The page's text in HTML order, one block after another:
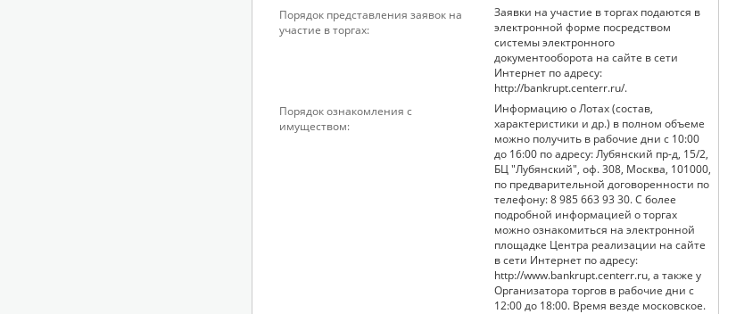
Порядок представления заявок на
участие в торгах:
Заявки на участие в торгах подаются в
электронной форме посредством
системы электронного
документооборота на сайте в сети
Интернет по адресу:
http://bankrupt.centerr.ru/.
Порядок ознакомления с
имуществом:
Информацию о Лотах (состав,
характеристики и др.) в полном объеме
можно получить в рабочие дни с 10:00
до 16:00 по адресу: Лубянский пр-д, 15/2,
БЦ "Лубянский", оф. 308, Москва, 101000,
по предварительной договоренности по
телефону: 8 985 663 93 30. С более
подробной информацией о торгах
можно ознакомиться на электронной
площадке Центра реализации на сайте
в сети Интернет по адресу:
http://www.bankrupt.centerr.ru, а также у
Организатора торгов в рабочие дни с
12:00 до 18:00. Время везде московское.